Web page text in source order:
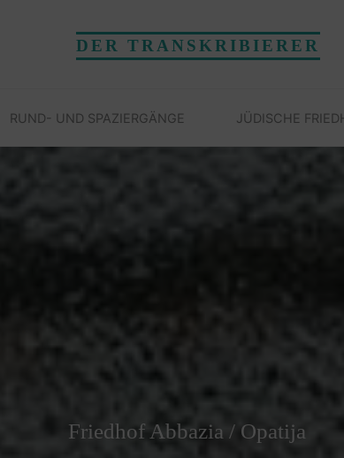
DER TRANSKRIBIERER
RUND- UND SPAZIERGÄNGE JÜDISCHE
Friedhof Abbazia / Opatija